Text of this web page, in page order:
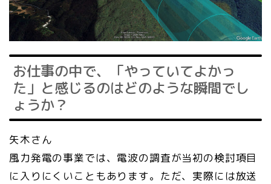
お仕事の中で、「やっていてよかっ
た」と感じるのはどのような瞬間でし
ょうか？
矢木さん
風力発電の事業では、電波の調査が当初の検討項目
に入りにくいこともあります。ただ、実際には放送